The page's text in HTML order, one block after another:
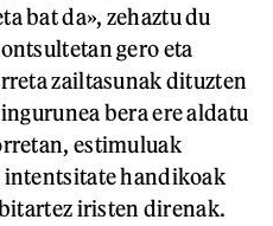
bat da», zehaztu du
gero eta
zailtasunak dituzten
bera ere aldatu
estimuluak
intentsitate handikoak
iristen direnak.